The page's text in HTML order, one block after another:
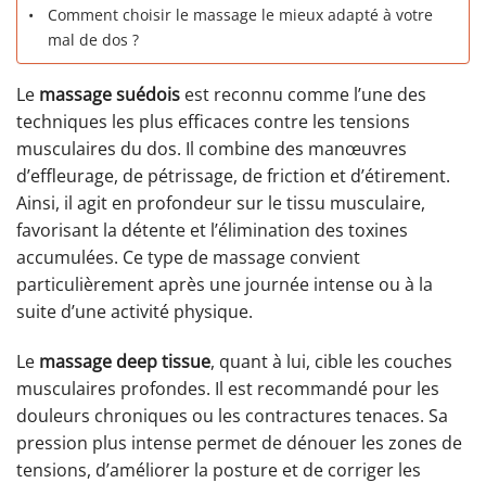
Comment choisir le massage le mieux adapté à votre
mal de dos ?
Le massage suédois est reconnu comme l’une des
techniques les plus efficaces contre les tensions
musculaires du dos. Il combine des manœuvres
d’effleurage, de pétrissage, de friction et d’étirement.
Ainsi, il agit en profondeur sur le tissu musculaire,
favorisant la détente et l’élimination des toxines
accumulées. Ce type de massage convient
particulièrement après une journée intense ou à la
suite d’une activité physique.
Le massage deep tissue, quant à lui, cible les couches
musculaires profondes. Il est recommandé pour les
douleurs chroniques ou les contractures tenaces. Sa
pression plus intense permet de dénouer les zones de
tensions, d’améliorer la posture et de corriger les